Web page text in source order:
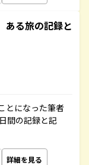
る旅の記録と
とになった筆者
間の記録と記
詳細を見る